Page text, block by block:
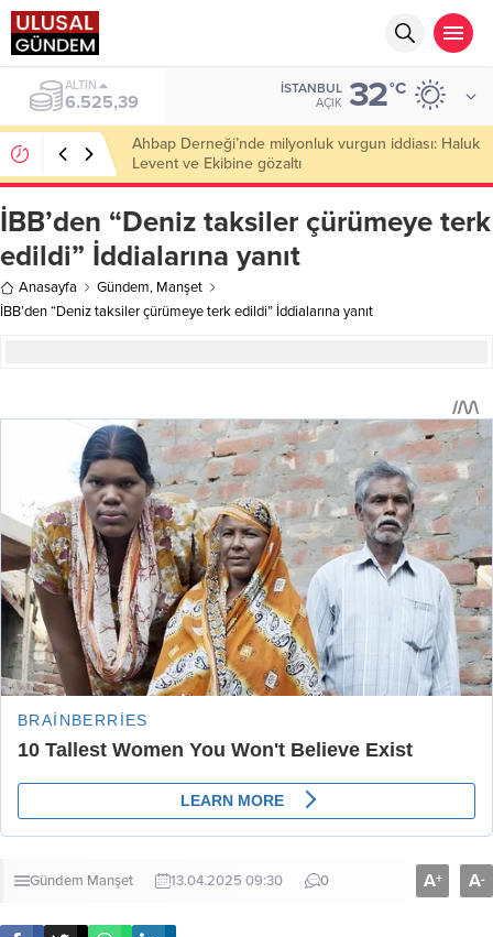
ALTIN
6.525,39
İSTANBUL
AÇIK 32°C
Ahbap Derneği’nde milyonluk vurgun iddiası: Haluk
Levent ve Ekibine gözaltı
İBB’den “Deniz taksiler çürümeye terk
edildi” İddialarına yanıt
Anasayfa Gündem, Manşet
İBB’den “Deniz taksiler çürümeye terk edildi” İddialarına yanıt
Gündem Manşet 13.04.2025 09:30 0 A+ A-